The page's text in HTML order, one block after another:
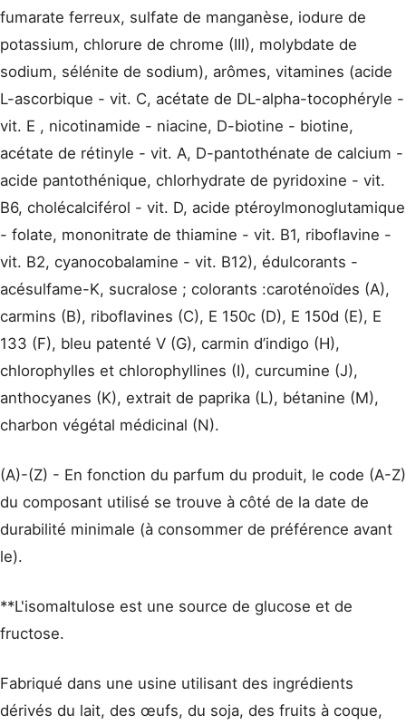
fumarate ferreux, sulfate de manganèse, iodure de
potassium, chlorure de chrome (III), molybdate de
sodium, sélénite de sodium), arômes, vitamines (acide
L-ascorbique - vit. C, acétate de DL-alpha-tocophéryle -
vit. E , nicotinamide - niacine, D-biotine - biotine,
acétate de rétinyle - vit. A, D-pantothénate de calcium -
acide pantothénique, chlorhydrate de pyridoxine - vit.
B6, cholécalciférol - vit. D, acide ptéroylmonoglutamique
- folate, mononitrate de thiamine - vit. B1, riboflavine -
vit. B2, cyanocobalamine - vit. B12), édulcorants -
acésulfame-K, sucralose ; colorants :caroténoïdes (A),
carmins (B), riboflavines (C), E 150c (D), E 150d (E), E
133 (F), bleu patenté V (G), carmin d’indigo (H),
chlorophylles et chlorophyllines (I), curcumine (J),
anthocyanes (K), extrait de paprika (L), bétanine (M),
charbon végétal médicinal (N).
(A)-(Z) - En fonction du parfum du produit, le code (A-Z)
du composant utilisé se trouve à côté de la date de
durabilité minimale (à consommer de préférence avant
le).
**L'isomaltulose est une source de glucose et de
fructose.
Fabriqué dans une usine utilisant des ingrédients
dérivés du lait, des œufs, du soja, des fruits à coque,